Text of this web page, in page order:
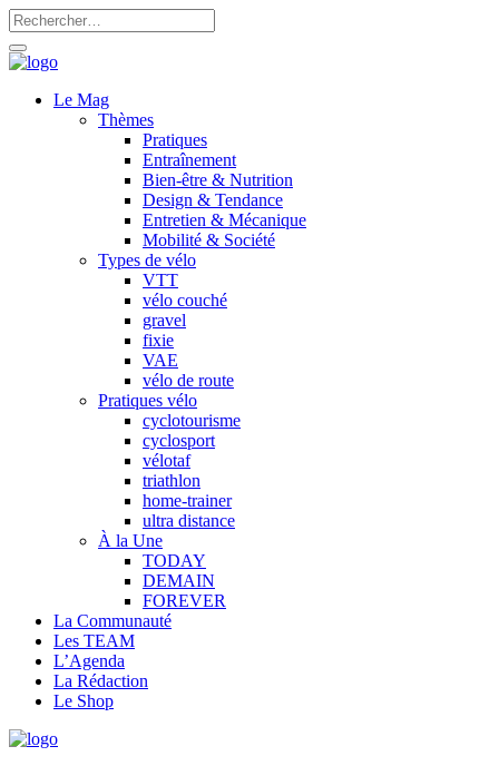
Le Mag
Thèmes
Pratiques
Entraînement
Bien-être & Nutrition
Design & Tendance
Entretien & Mécanique
Mobilité & Société
Types de vélo
VTT
vélo couché
gravel
fixie
VAE
vélo de route
Pratiques vélo
cyclotourisme
cyclosport
vélotaf
triathlon
home-trainer
ultra distance
À la Une
TODAY
DEMAIN
FOREVER
La Communauté
Les TEAM
L’Agenda
La Rédaction
Le Shop